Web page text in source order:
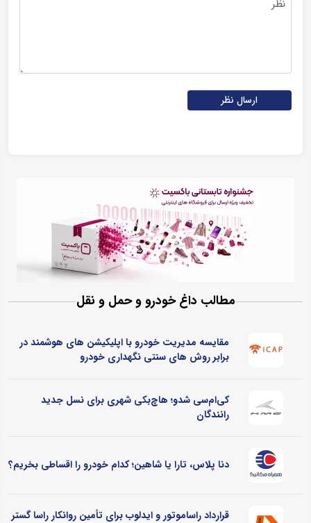
ارسال نظر
مطالب داغ خودرو و حمل و نقل
مقایسه مدیریت خودرو با اپلیکیشن های هوشمند در
برابر روش های سنتی نگهداری خودرو
کی‌ام‌سی شدو؛ هاچ‌بکی شهری برای نسل جدید
رانندگان
دنا پلاس، تارا یا شاهین؛ کدام خودرو را اقساطی بخریم؟
قرارداد راساموتور و ایدلوب برای تأمین روانکار راسا گستر